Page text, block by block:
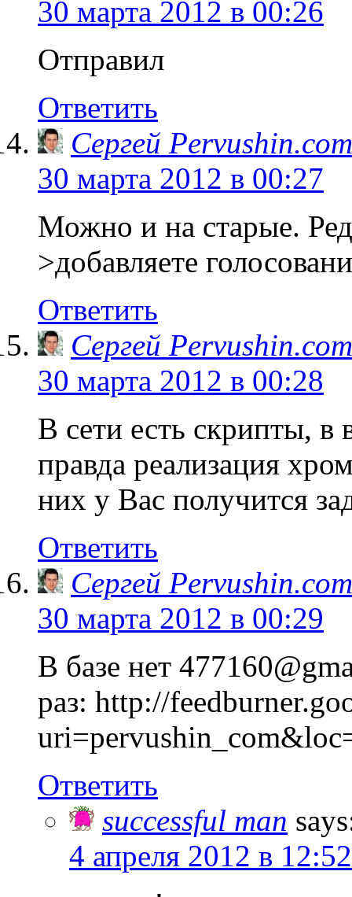
30 марта 2012 в 00:26
Отправил
Ответить
Сергей Pervushin.com
30 марта 2012 в 00:27
Можно и на старые.
>добавляете
Ответить
Сергей Pervushin.com
30 марта 2012 в 00:28
В сети есть скрипты, в
правда реализация
них у Вас получится
Ответить
Сергей Pervushin.com
30 марта 2012 в 00:29
В базе нет
раз: http://
Ответить
successful man
4 апреля 2012 в 12:52